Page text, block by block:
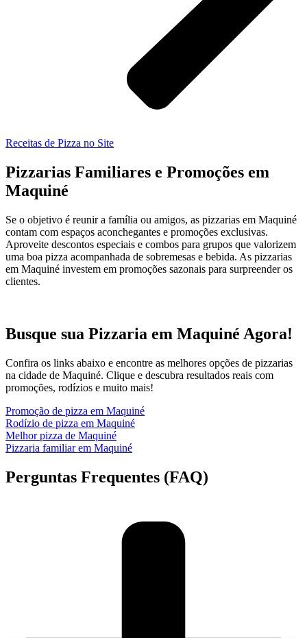
Receitas de Pizza no Site
Pizzarias Familiares e Promoções em
Maquiné
Se o objetivo é reunir a família ou amigos, as pizzarias em Maquiné
contam com espaços aconchegantes e promoções exclusivas.
Aproveite descontos especiais e combos para grupos que valorizem
uma boa pizza acompanhada de sobremesas e bebida. As pizzarias
em Maquiné investem em promoções sazonais para surpreender os
clientes.
Busque sua Pizzaria em Maquiné Agora!
Confira os links abaixo e encontre as melhores opções de pizzarias
na cidade de Maquiné. Clique e descubra resultados reais com
promoções, rodízios e muito mais!
Promoção de pizza em Maquiné
Rodízio de pizza em Maquiné
Melhor pizza de Maquiné
Pizzaria familiar em Maquiné
Perguntas Frequentes (FAQ)